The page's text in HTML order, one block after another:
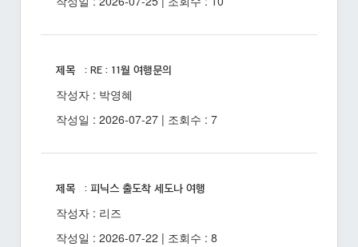
제목 : RE : 11월 여행문의
작성자 : 박영혜
작성일 : 2026-07-27 | 조회수 : 7
제목 : 피닉스 출도착 세도나 여행
작성자 : 리즈
작성일 : 2026-07-22 | 조회수 : 8